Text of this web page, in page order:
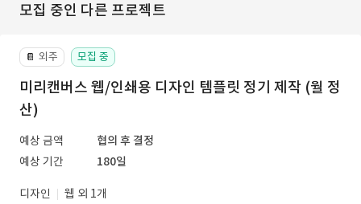
모집 중인 다른 프로젝트
📔 외주 모집 중
미리캔버스 웹/인쇄용 디자인 템플릿 정기 제작 (월 정
산)
예상 금액
협의 후 결정
예상 기간
180일
디자인
웹 외 1개